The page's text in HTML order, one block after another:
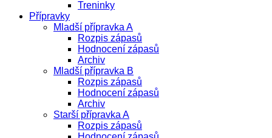
Treninky
Přípravky
Mladší přípravka A
Rozpis zápasů
Hodnocení zápasů
Archiv
Mladší přípravka B
Rozpis zápasů
Hodnocení zápasů
Archiv
Starší přípravka A
Rozpis zápasů